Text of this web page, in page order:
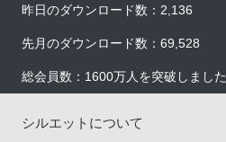
昨日のダウンロード数：2,136
先月のダウンロード数：69,528
総会員数：1600万人を突破しました
シルエットについて